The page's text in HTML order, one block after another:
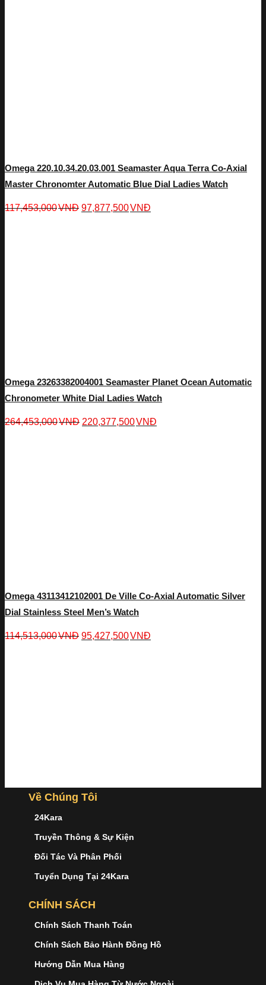
Omega 220.10.34.20.03.001 Seamaster Aqua Terra Co-Axial
Master Chronomter Automatic Blue Dial Ladies Watch
117,453,000VNĐ 97,877,500VNĐ
Omega 23263382004001 Seamaster Planet Ocean Automatic
Chronometer White Dial Ladies Watch
264,453,000VNĐ 220,377,500VNĐ
Omega 43113412102001 De Ville Co-Axial Automatic Silver
Dial Stainless Steel Men’s Watch
114,513,000VNĐ 95,427,500VNĐ
Về Chúng Tôi
24Kara
Truyền Thông & Sự Kiện
Đối Tác Và Phân Phối
Tuyển Dụng Tại 24Kara
CHÍNH SÁCH
Chính Sách Thanh Toán
Chính Sách Bảo Hành Đồng Hồ
Hướng Dẫn Mua Hàng